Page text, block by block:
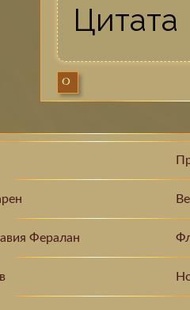
Цитата
0
Фералан